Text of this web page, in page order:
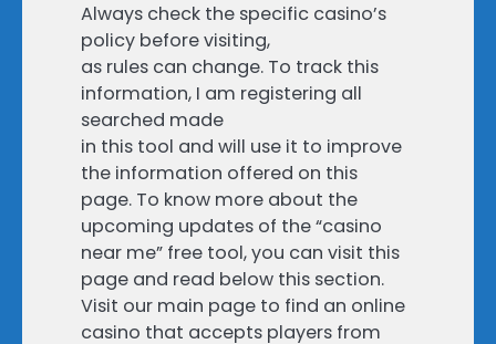
Always check the specific casino’s
policy before visiting,
as rules can change. To track this
information, I am registering all
searched made
in this tool and will use it to improve
the information offered on this
page. To know more about the
upcoming updates of the “casino
near me” free tool, you can visit this
page and read below this section.
Visit our main page to find an online
casino that accepts players from